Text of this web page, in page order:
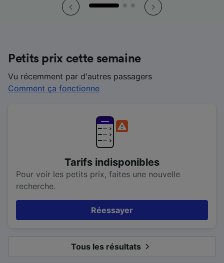
Petits prix cette semaine
Vu récemment par d'autres passagers
Comment ça fonctionne
Tarifs indisponibles
Pour voir les petits prix, faites une nouvelle
recherche.
Réessayer
Tous les résultats